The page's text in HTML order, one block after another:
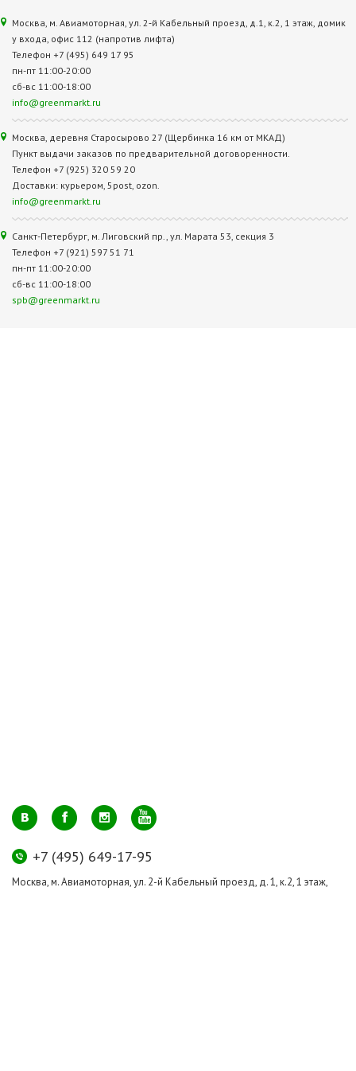
Москва, м. Авиамоторная, ул. 2‑й Кабельный проезд, д.1, к.2, 1 этаж, домик
у входа, офис 112 (напротив лифта)
Телефон +7 (495) 649 17 95
пн-пт 11:00-20:00
сб-вс 11:00-18:00
info@greenmarkt.ru
Москва, деревня Старосырово 27 (Щербинка 16 км от МКАД)
Пункт выдачи заказов по предварительной договоренности.
Телефон +7 (925) 320 59 20
Доставки: курьером, 5post, ozon.
info@greenmarkt.ru
Санкт-Петербург, м. Лиговский пр., ул. Марата 53, секция 3
Телефон +7 (921) 597 51 71
пн-пт 11:00-20:00
сб-вс 11:00-18:00
spb@greenmarkt.ru
+7 (495) 649-17-95
Москва, м. Авиамоторная, ул. 2-й Кабельный проезд, д. 1, к.2, 1 этаж,